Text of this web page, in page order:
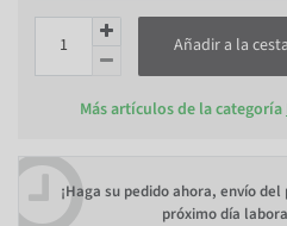
Añadir a la
Más artículos de la categoría
¡Haga su pedido ahora, envío
próximo día